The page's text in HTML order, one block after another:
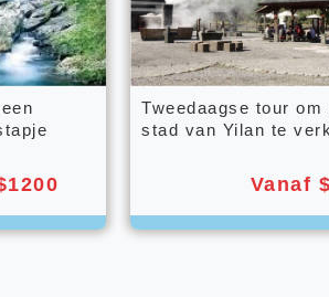
Tweedaagse tour om
stad van Yilan te
Vanaf